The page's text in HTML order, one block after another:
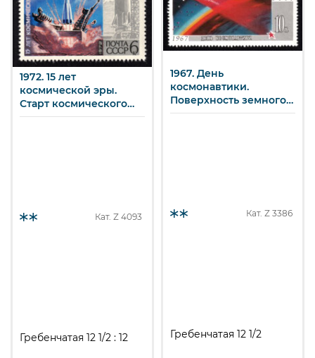
1972. 15 лет
космической эры.
Старт космического
корабля «Восток». 6 к.
Кат. Z 4093
Гребенчатая 12 1/2 : 12
1967. День
космонавтики.
Поверхность земного
шара. 10 к.
Кат. Z 3386
Гребенчатая 12 1/2